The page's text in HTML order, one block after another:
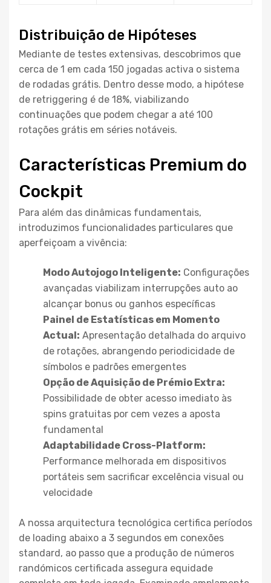
Distribuição de Hipóteses
Mediante de testes extensivas, descobrimos que
cerca de 1 em cada 150 jogadas activa o sistema
de rodadas grátis. Dentro desse modo, a hipótese
de retriggering é de 18%, viabilizando
continuações que podem chegar a até 100
rotações grátis em séries notáveis.
Características Premium do
Cockpit
Para além das dinâmicas fundamentais,
introduzimos funcionalidades particulares que
aperfeiçoam a vivência:
Modo Autojogo Inteligente: Configurações
avançadas viabilizam interrupções auto ao
alcançar bonus ou ganhos específicas
Painel de Estatísticas em Momento
Actual: Apresentação detalhada do arquivo
de rotações, abrangendo periodicidade de
símbolos e padrões emergentes
Opção de Aquisição de Prémio Extra:
Possibilidade de obter acesso imediato às
spins gratuitas por cem vezes a aposta
fundamental
Adaptabilidade Cross-Platform:
Performance melhorada em dispositivos
portáteis sem sacrificar excelência visual ou
velocidade
A nossa arquitectura tecnológica certifica períodos
de loading abaixo a 3 segundos em conexões
standard, ao passo que a produção de números
randómicos certificada assegura equidade